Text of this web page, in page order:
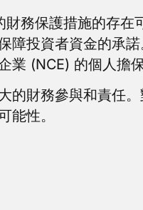
務保護措施的存
障投資者資金的承
(NCE) 的個人擔
財務參與和責任
能性。